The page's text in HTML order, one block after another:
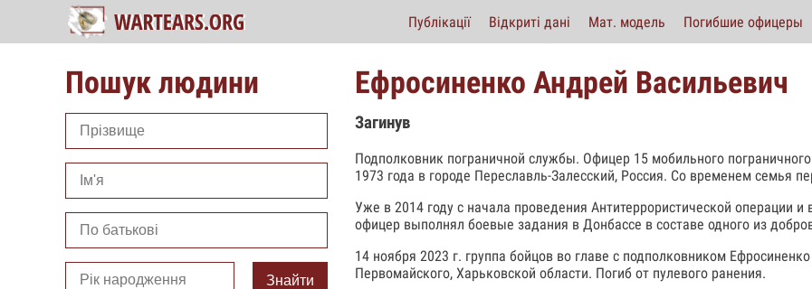
Публікації Відкриті дані Мат. модель Погибшие офицеры
Пошук людини
Знайти
Ефросиненко Андрей Васильевич
Загинув
Подполковник пограничной службы. Офицер 15 мобильного
1973 года в городе Переславль-Залесский, Россия. Со временем семья
Уже в 2014 году с начала проведения Антитеррористической операции
офицер выполнял боевые задания в Донбассе в составе одного из
14 ноября 2023 г. группа бойцов во главе с подполковником
Первомайского, Харьковской области. Погиб от пулевого ранения.